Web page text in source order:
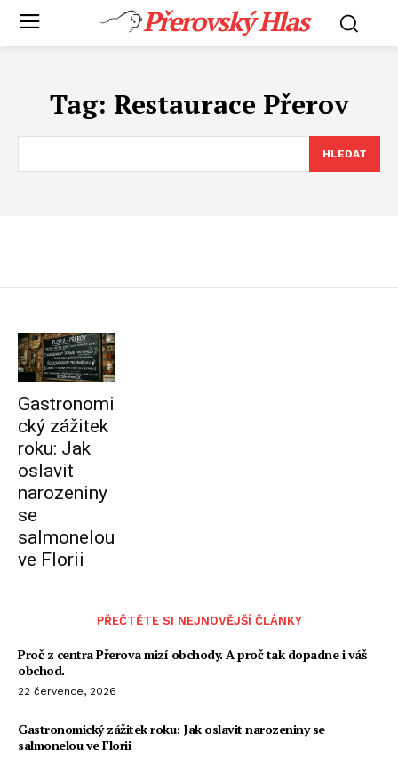
Přerovský Hlas
Tag: Restaurace Přerov
HLEDAT
Gastronomi
cký zážitek
roku: Jak
oslavit
narozeniny
se
salmonelou
ve Florii
PŘEČTĚTE SI NEJNOVĚJŠÍ ČLÁNKY
Proč z centra Přerova mizí obchody. A proč tak dopadne i váš
obchod.
22 července, 2026
Gastronomický zážitek roku: Jak oslavit narozeniny se
salmonelou ve Florii